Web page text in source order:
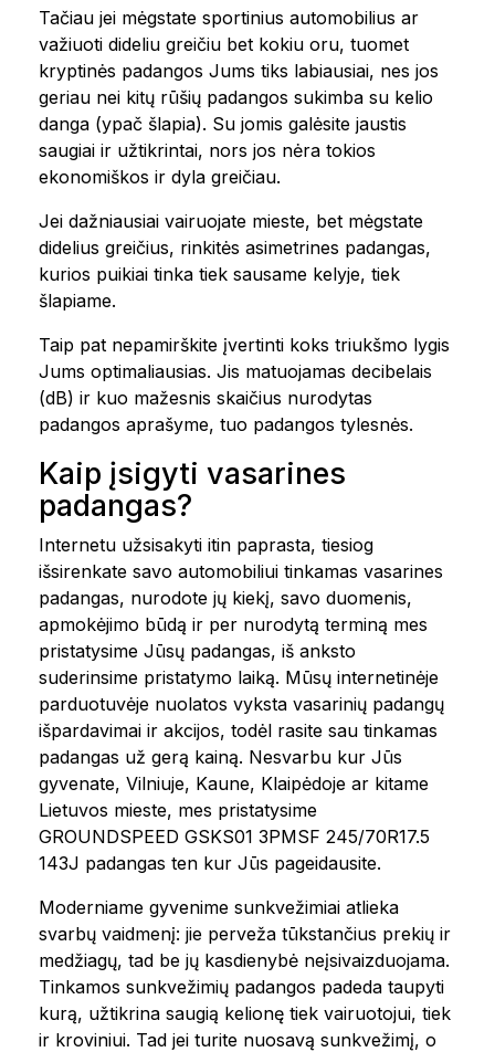
Tačiau jei mėgstate sportinius automobilius ar
važiuoti dideliu greičiu bet kokiu oru, tuomet
kryptinės padangos Jums tiks labiausiai, nes jos
geriau nei kitų rūšių padangos sukimba su kelio
danga (ypač šlapia). Su jomis galėsite jaustis
saugiai ir užtikrintai, nors jos nėra tokios
ekonomiškos ir dyla greičiau.
Jei dažniausiai vairuojate mieste, bet mėgstate
didelius greičius, rinkitės asimetrines padangas,
kurios puikiai tinka tiek sausame kelyje, tiek
šlapiame.
Taip pat nepamirškite įvertinti koks triukšmo lygis
Jums optimaliausias. Jis matuojamas decibelais
(dB) ir kuo mažesnis skaičius nurodytas
padangos aprašyme, tuo padangos tylesnės.
Kaip įsigyti vasarines
padangas?
Internetu užsisakyti itin paprasta, tiesiog
išsirenkate savo automobiliui tinkamas vasarines
padangas, nurodote jų kiekį, savo duomenis,
apmokėjimo būdą ir per nurodytą terminą mes
pristatysime Jūsų padangas, iš anksto
suderinsime pristatymo laiką. Mūsų internetinėje
parduotuvėje nuolatos vyksta vasarinių padangų
išpardavimai ir akcijos, todėl rasite sau tinkamas
padangas už gerą kainą. Nesvarbu kur Jūs
gyvenate, Vilniuje, Kaune, Klaipėdoje ar kitame
Lietuvos mieste, mes pristatysime
GROUNDSPEED GSKS01 3PMSF 245/70R17.5
143J padangas ten kur Jūs pageidausite.
Moderniame gyvenime sunkvežimiai atlieka
svarbų vaidmenį: jie perveža tūkstančius prekių ir
medžiagų, tad be jų kasdienybė neįsivaizduojama.
Tinkamos sunkvežimių padangos padeda taupyti
kurą, užtikrina saugią kelionę tiek vairuotojui, tiek
ir kroviniui. Tad jei turite nuosavą sunkvežimį, o